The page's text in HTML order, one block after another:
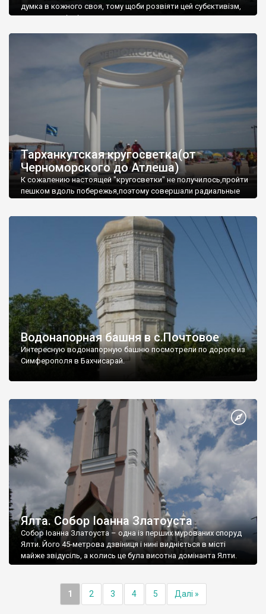
думка в кожного своя, тому щоби розвіяти цей субєктивізм,
запрошую відвідати це
Тарханкутская кругосветка(от
Черноморского до Атлеша)
К сожалению настоящей "кругосветки" не получилось,пройти
пешком вдоль побережья,поэтому совершали радиальные
Водонапорная башня в с.Почтовое
Интересную водонапорную башню посмотрели по дороге из
Симферополя в Бахчисарай.
Ялта. Собор Іоанна Златоуста
Собор Іоанна Златоуста – одна із перших мурованих споруд
Ялти. Його 45-метрова дзвіниця і нині видніється в місті
майже звідусіль, а колись це була висотна домінанта Ялти.
1 2 3 4 5 Далі »